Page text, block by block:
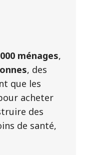
ménages,
, des
que les
acheter
des
de santé,